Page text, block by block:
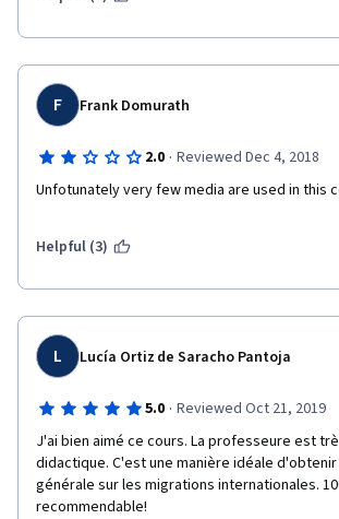
Développement : l’évolution des objectifs
contre la liberté de circulation La société civile
globale de la migration Les OIG et les ONG
F Frank Domurath
2.0 · Reviewed Dec 4, 2018
Unfotunately very few media are used in this
Helpful (3)
L Lucía Ortiz de Saracho Pantoja
5.0 · Reviewed Oct 21, 2019
J'ai bien aimé ce cours. La professeure est
didactique. C'est une manière idéale
générale sur les migrations internationales.
recommendable!